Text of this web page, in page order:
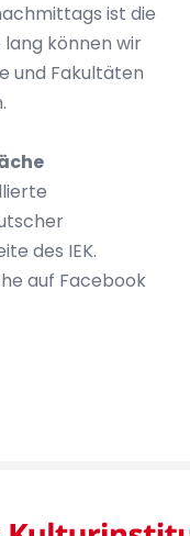
ist die
lang können wir
und Fakultäten
des IEK.
auf Facebook